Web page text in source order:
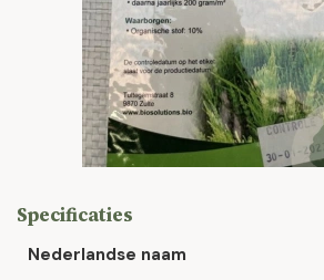
Specificaties
Nederlandse naam